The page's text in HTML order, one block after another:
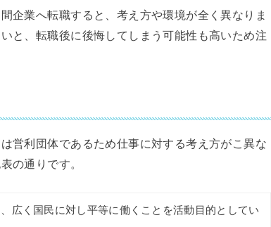
企業へ転職すると、考え方や環境が全く異なりま
と、転職後に後悔してしまう可能性も高いため注
営利団体であるため仕事に対する考え方がこ異な
の通りです。
広く国民に対し平等に働くことを活動目的としてい